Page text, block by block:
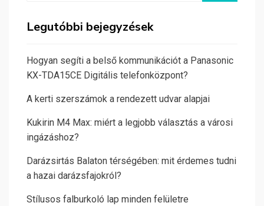
Legutóbbi bejegyzések
Hogyan segíti a belső kommunikációt a Panasonic
KX-TDA15CE Digitális telefonközpont?
A kerti szerszámok a rendezett udvar alapjai
Kukirin M4 Max: miért a legjobb választás a városi
ingázáshoz?
Darázsirtás Balaton térségében: mit érdemes tudni
a hazai darázsfajokról?
Stílusos falburkoló lap minden felületre